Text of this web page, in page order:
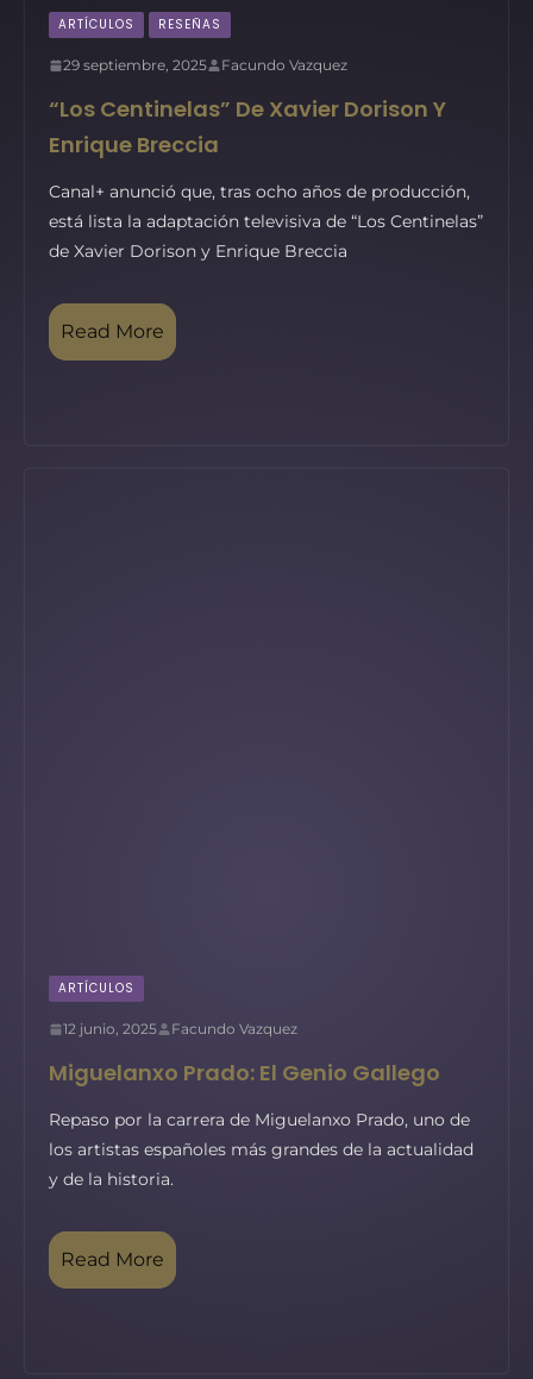
ARTÍCULOS RESEÑAS
29 septiembre, 2025 Facundo Vazquez
“Los Centinelas” De Xavier Dorison Y
Enrique Breccia
Canal+ anunció que, tras ocho años de producción,
está lista la adaptación televisiva de “Los Centinelas”
de Xavier Dorison y Enrique Breccia
Read More
ARTÍCULOS
12 junio, 2025 Facundo Vazquez
Miguelanxo Prado: El Genio Gallego
Repaso por la carrera de Miguelanxo Prado, uno de
los artistas españoles más grandes de la actualidad
y de la historia.
Read More